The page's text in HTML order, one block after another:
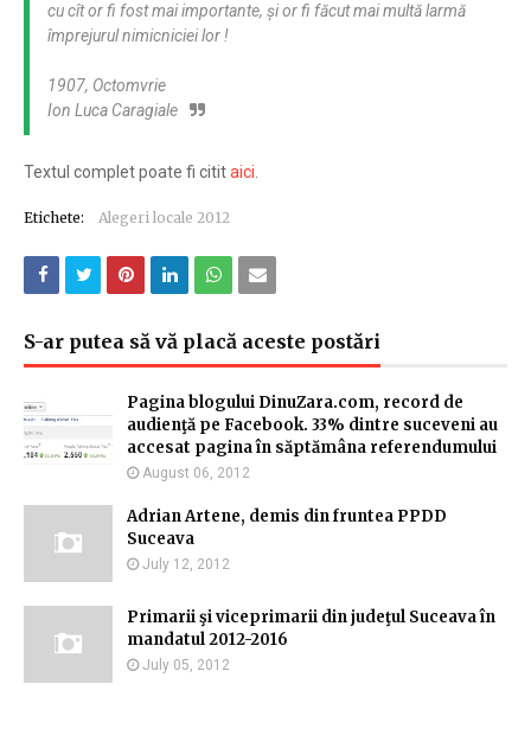
cu cît or fi fost mai importante, și or fi făcut mai multă larmă
împrejurul nimicniciei lor !
1907, Octomvrie
Ion Luca Caragiale
Textul complet poate fi cititaici
Etichete: Alegeri locale 2012
S-ar putea să vă placă aceste postări
Pagina blogului DinuZara.com, record de
audienţă pe Facebook. 33% dintre suceveni au
accesat pagina în săptămâna referendumului
August 06, 2012
Adrian Artene, demis din fruntea PPDD
Suceava
July 12, 2012
Primarii şi viceprimarii din judeţul Suceava în
mandatul 2012-2016
July 05, 2012